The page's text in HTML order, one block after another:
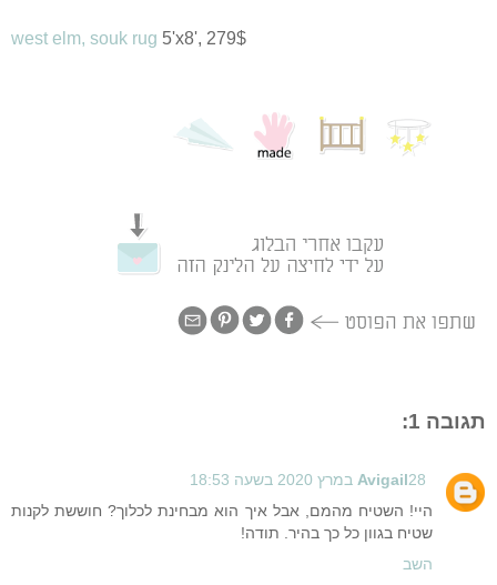
west elm, souk rug 5'x8', 279$
תגובה 1:
Avigail28 במרץ 2020 בשעה 18:53
היי! השטיח מהמם, אבל איך הוא מבחינת לכלוך? חוששת לקנות
שטיח בגוון כל כך בהיר. תודה!
השב